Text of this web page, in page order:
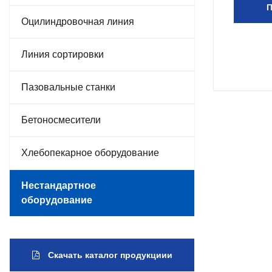
Оцилиндровочная линия
Линия сортировки
Пазовальные станки
Бетоносмесители
Хлебопекарное оборудование
Нестандартное
оборудование
Скачать каталог продукциии